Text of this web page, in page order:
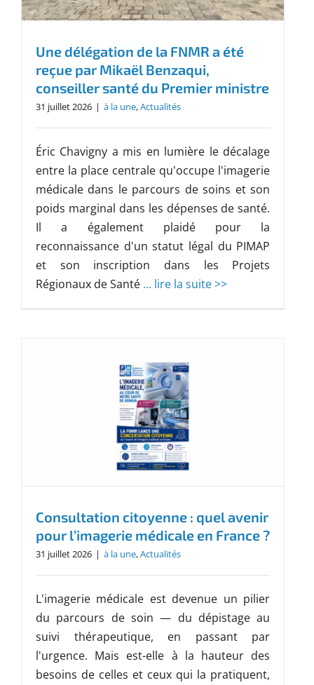
Une délégation de la FNMR a été
reçue par Mikaël Benzaqui,
conseiller santé du Premier ministre
31 juillet 2026 | à la une,Actualités
Éric Chavigny a mis en lumière le décalage
entre la place centrale qu'occupe l'imagerie
médicale dans le parcours de soins et son
poids marginal dans les dépenses de santé.
Il a également plaidé pour la
reconnaissance d'un statut légal du PIMAP
et son inscription dans les Projets
Régionaux de Santé ... lire la suite >>
Consultation citoyenne : quel avenir
pour l’imagerie médicale en France ?
31 juillet 2026 | à la une,Actualités
L'imagerie médicale est devenue un pilier
du parcours de soin — du dépistage au
suivi thérapeutique, en passant par
l'urgence. Mais est-elle à la hauteur des
besoins de celles et ceux qui la pratiquent,